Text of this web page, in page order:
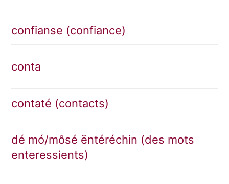
confianse (confiance)
conta
contaté (contacts)
dé mó/môsé ëntéréchin (des mots
enteressients)